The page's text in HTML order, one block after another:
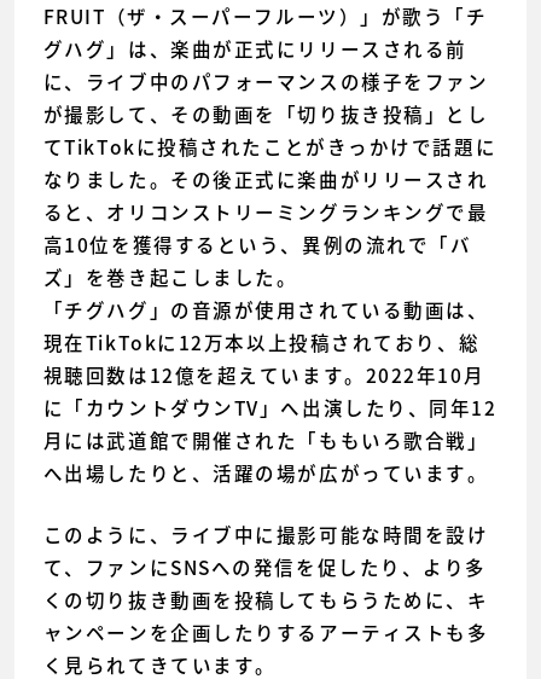
FRUIT（ザ・スーパーフルーツ）」が歌う「チ
グハグ」は、楽曲が正式にリリースされる前
に、ライブ中のパフォーマンスの様子をファン
が撮影して、その動画を「切り抜き投稿」とし
てTikTokに投稿されたことがきっかけで話題に
なりました。その後正式に楽曲がリリースされ
ると、オリコンストリーミングランキングで最
高10位を獲得するという、異例の流れで「バ
ズ」を巻き起こしました。
「チグハグ」の音源が使用されている動画は、
現在TikTokに12万本以上投稿されており、総
視聴回数は12億を超えています。2022年10月
に「カウントダウンTV」へ出演したり、同年12
月には武道館で開催された「ももいろ歌合戦」
へ出場したりと、活躍の場が広がっています。
このように、ライブ中に撮影可能な時間を設け
て、ファンにSNSへの発信を促したり、より多
くの切り抜き動画を投稿してもらうために、キ
ャンペーンを企画したりするアーティストも多
く見られてきています。